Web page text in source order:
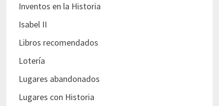
Inventos en la Historia
Isabel II
Libros recomendados
Lotería
Lugares abandonados
Lugares con Historia